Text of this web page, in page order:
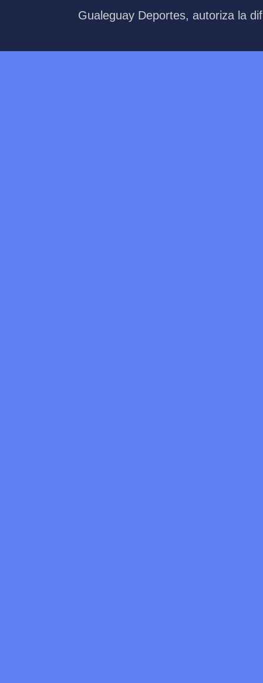
Gualeguay Deportes, autoriza la